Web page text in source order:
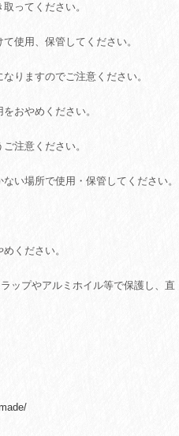
ってください。
使用、保管してください。
りますのでご注意ください。
おやめください。
注意ください。
い場所で使用・保管してください。
ください。
ップやアルミホイル等で保護し、直